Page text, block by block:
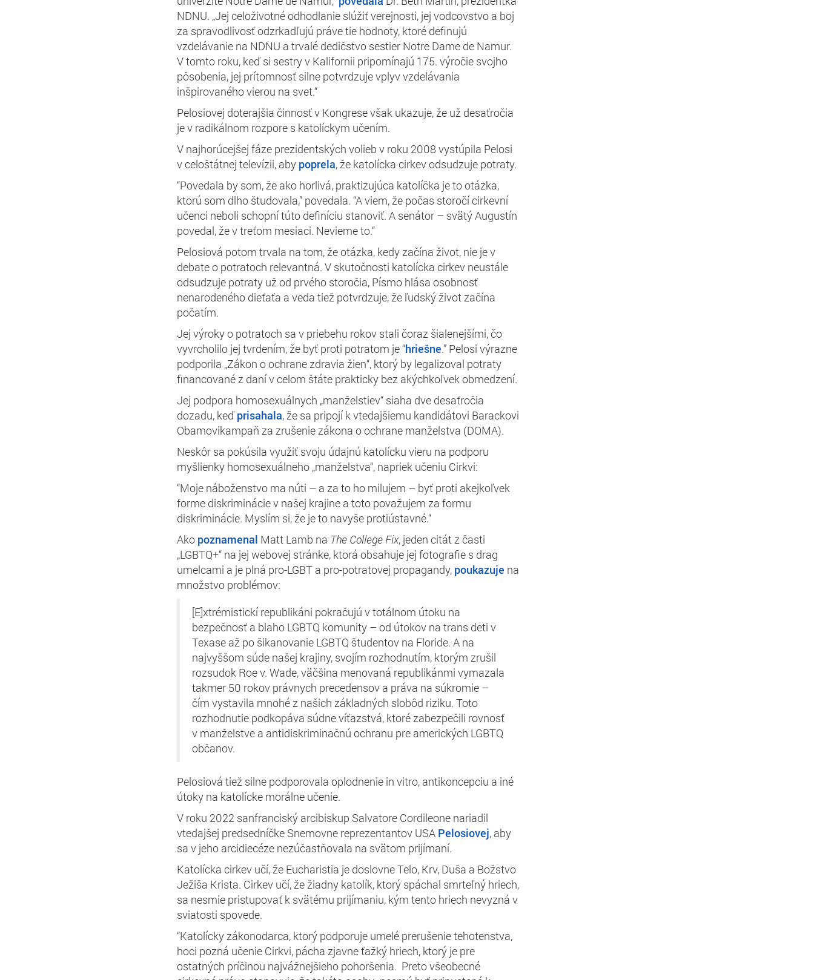
NDNU. „Jej celoživotné odhodlanie slúžiť verejnosti, jej vodcovstvo a boj
za spravodlivosť odzrkadľujú práve tie hodnoty, ktoré definujú
vzdelávanie na NDNU a trvalé dedičstvo sestier Notre Dame de Namur.
V tomto roku, keď si sestry v Kalifornii pripomínajú 175. výročie svojho
pôsobenia, jej prítomnosť silne potvrdzuje vplyv vzdelávania
inšpirovaného vierou na svet.“
Pelosiovej doterajšia činnosť v Kongrese však ukazuje, že už desaťročia
je v radikálnom rozpore s katolíckym učením.
V najhorúcejšej fáze prezidentských volieb v roku 2008 vystúpila Pelosi
v celoštátnej televízii, aby poprela, že katolícka cirkev odsudzuje potraty.
“Povedala by som, že ako horlivá, praktizujúca katolíčka je to otázka,
ktorú som dlho študovala,” povedala. “A viem, že počas storočí cirkevní
učenci neboli schopní túto definíciu stanoviť. A senátor – svätý Augustín
povedal, že v treťom mesiaci. Nevieme to.“
Pelosiová potom trvala na tom, že otázka, kedy začína život, nie je v
debate o potratoch relevantná. V skutočnosti katolícka cirkev neustále
odsudzuje potraty už od prvého storočia, Písmo hlása osobnosť
nenarodeného dieťaťa a veda tiež potvrdzuje, že ľudský život začína
počatím.
Jej výroky o potratoch sa v priebehu rokov stali čoraz šialenejšími, čo
vyvrcholilo jej tvrdením, že byť proti potratom je “hriešne.” Pelosi výrazne
podporila „Zákon o ochrane zdravia žien“, ktorý by legalizoval potraty
financované z daní v celom štáte prakticky bez akýchkoľvek obmedzení.
Jej podpora homosexuálnych „manželstiev“ siaha dve desaťročia
dozadu, keď prisahala, že sa pripojí k vtedajšiemu kandidátovi Barackovi
Obamovikampaň za zrušenie zákona o ochrane manželstva (DOMA).
Neskôr sa pokúsila využiť svoju údajnú katolícku vieru na podporu
myšlienky homosexuálneho „manželstva“, napriek učeniu Cirkvi:
“Moje náboženstvo ma núti – a za to ho milujem – byť proti akejkoľvek
forme diskriminácie v našej krajine a toto považujem za formu
diskriminácie. Myslím si, že je to navyše protiústavné.“
Ako poznamenal Matt Lamb na The College Fix, jeden citát z časti
„LGBTQ+“ na jej webovej stránke, ktorá obsahuje jej fotografie s drag
umelcami a je plná pro-LGBT a pro-potratovej propagandy, poukazuje na
množstvo problémov:
[E]xtrémistickí republikáni pokračujú v totálnom útoku na
bezpečnosť a blaho LGBTQ komunity – od útokov na trans deti v
Texase až po šikanovanie LGBTQ študentov na Floride. A na
najvyššom súde našej krajiny, svojím rozhodnutím, ktorým zrušil
rozsudok Roe v. Wade, väčšina menovaná republikánmi vymazala
takmer 50 rokov právnych precedensov a práva na súkromie –
čím vystavila mnohé z našich základných slobôd riziku. Toto
rozhodnutie podkopáva súdne víťazstvá, ktoré zabezpečili rovnosť
v manželstve a antidiskriminačnú ochranu pre amerických LGBTQ
občanov.
Pelosiová tiež silne podporovala oplodnenie in vitro, antikoncepciu a iné
útoky na katolícke morálne učenie.
V roku 2022 sanfranciský arcibiskup Salvatore Cordileone nariadil
vtedajšej predsedníčke Snemovne reprezentantov USA Pelosiovej, aby
sa v jeho arcidiecéze nezúčastňovala na svätom prijímaní.
Katolícka cirkev učí, že Eucharistia je doslovne Telo, Krv, Duša a Božstvo
Ježiša Krista. Cirkev učí, že žiadny katolík, ktorý spáchal smrteľný hriech,
sa nesmie pristupovať k svätému prijímaniu, kým tento hriech nevyzná v
sviatosti spovede.
“Katolícky zákonodarca, ktorý podporuje umelé prerušenie tehotenstva,
hoci pozná učenie Cirkvi, pácha zjavne ťažký hriech, ktorý je pre
ostatných príčinou najvážnejšieho pohoršenia. Preto všeobecné